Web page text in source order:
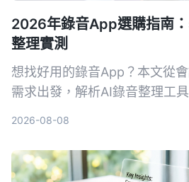
2026年錄音App選購指南
整理實測
想找好用的錄音App？本文從
需求出發，解析AI錄音整理工
2026-08-08